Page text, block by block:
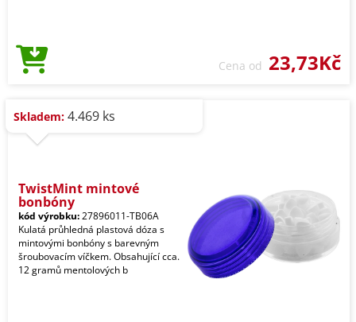
Cena od 23,73Kč
Skladem: 4.469 ks
TwistMint mintové
bonbóny
kód výrobku:27896011-TB06A
Kulatá průhledná plastová dóza s
mintovými bonbóny s barevným
šroubovacím víčkem. Obsahující cca.
12 gramů mentolových b